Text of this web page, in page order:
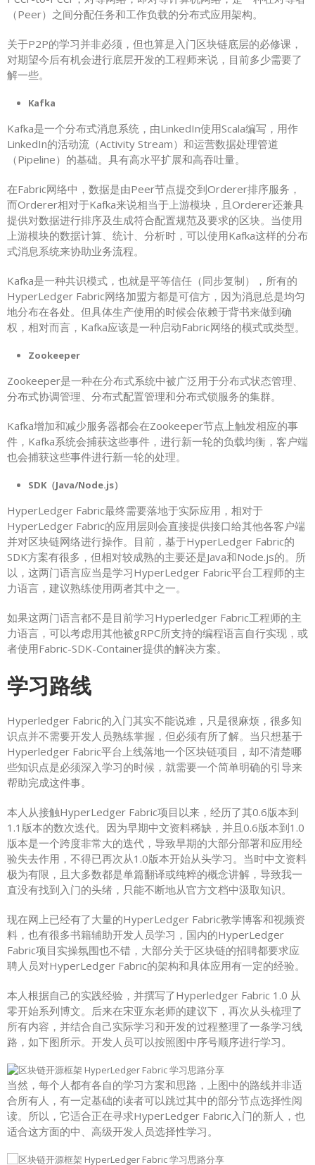
（Peer）之间分配任务和工作负载的分布式应用架构。
关于P2P的学习并非必须，但也算是入门区块链底层的必修课，
对期望今后有机会进行底层开发的工程师来说，目前多少需要了
解一些。
Kafka
Kafka是一个分布式消息系统，由LinkedIn使用Scala编写，用作
LinkedIn的活动流（Activity Stream）和运营数据处理管道
（Pipeline）的基础。具有高水平扩展和高吞吐量。
在Fabric网络中，数据是由Peer节点提交到Orderer排序服务，
而Orderer相对于Kafka来说相当于上游模块，且Orderer还兼具
提供对数据进行排序及生成符合配置规范及要求的区块。当使用
上游模块的数据计算、统计、分析时，可以使用Kafka这样的分布
式消息系统来协助业务流程。
Kafka是一种共识模式，也就是平等信任（同步复制），所有的
HyperLedger Fabric网络加盟方都是可信方，因为消息总是均匀
地分布在各处。但具体生产使用的时候会依赖于背书来做到确
权，相对而言，Kafka应该是一种启动Fabric网络的模式或类型。
Zookeeper
Zookeeper是一种在分布式系统中被广泛用于分布式状态管理、
分布式协调管理、分布式配置管理和分布式锁服务的集群。
Kafka增加和减少服务器都会在Zookeeper节点上触发相应的事
件，Kafka系统会捕获这些事件，进行新一轮的负载均衡，客户端
也会捕获这些事件进行新一轮的处理。
SDK（Java/Node.js）
HyperLedger Fabric最终需要落地于实际应用，相对于
HyperLedger Fabric的应用层则会直接提供接口给其他各客户端
并对区块链网络进行操作。目前，基于HyperLedger Fabric的
SDK方案有很多，但相对较成熟的主要还是Java和Node.js的。所
以，这两门语言应当是学习HyperLedger Fabric平台工程师的主
力语言，建议熟练使用两者其中之一。
如果这两门语言都不是目前学习Hyperledger Fabric工程师的主
力语言，可以考虑用其他被gRPC所支持的编程语言自行实现，或
者使用Fabric-SDK-Container提供的解决方案。
学习路线
Hyperledger Fabric的入门其实不能说难，只是很麻烦，很多知
识点并不需要开发人员熟练掌握，但必须有所了解。当只想基于
Hyperledger Fabric平台上线落地一个区块链项目，却不清楚哪
些知识点是必须深入学习的时候，就需要一个简单明确的引导来
帮助完成这件事。
本人从接触HyperLedger Fabric项目以来，经历了其0.6版本到
1.1版本的数次迭代。因为早期中文资料稀缺，并且0.6版本到1.0
版本是一个跨度非常大的迭代，导致早期的大部分部署和应用经
验失去作用，不得已再次从1.0版本开始从头学习。当时中文资料
极为有限，且大多数都是单篇翻译或纯粹的概念讲解，导致我一
直没有找到入门的头绪，只能不断地从官方文档中汲取知识。
现在网上已经有了大量的HyperLedger Fabric教学博客和视频资
料，也有很多书籍辅助开发人员学习，国内的HyperLedger
Fabric项目实操氛围也不错，大部分关于区块链的招聘都要求应
聘人员对HyperLedger Fabric的架构和具体应用有一定的经验。
本人根据自己的实践经验，并撰写了Hyperledger Fabric 1.0 从
零开始系列博文。后来在宋亚东老师的建议下，再次从头梳理了
所有内容，并结合自己实际学习和开发的过程整理了一条学习线
路，如下图所示。开发人员可以按照图中序号顺序进行学习。
当然，每个人都有各自的学习方案和思路，上图中的路线并非适
合所有人，有一定基础的读者可以跳过其中的部分节点选择性阅
读。所以，它适合正在寻求HyperLedger Fabric入门的新人，也
适合这方面的中、高级开发人员选择性学习。